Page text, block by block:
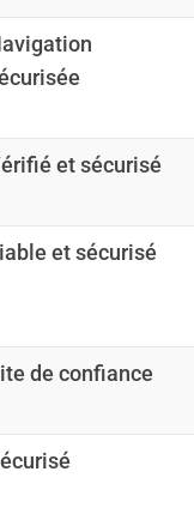
et sécurisé
et sécurisé
de confiance